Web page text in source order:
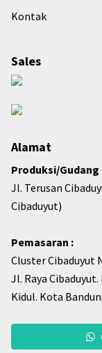
Kontak
Sales
Alamat
Produksi/Gudang
Jl. Terusan
Cibaduyut)
Pemasaran :
Cluster Cibaduyut
Jl. Raya
Kidul. Kota